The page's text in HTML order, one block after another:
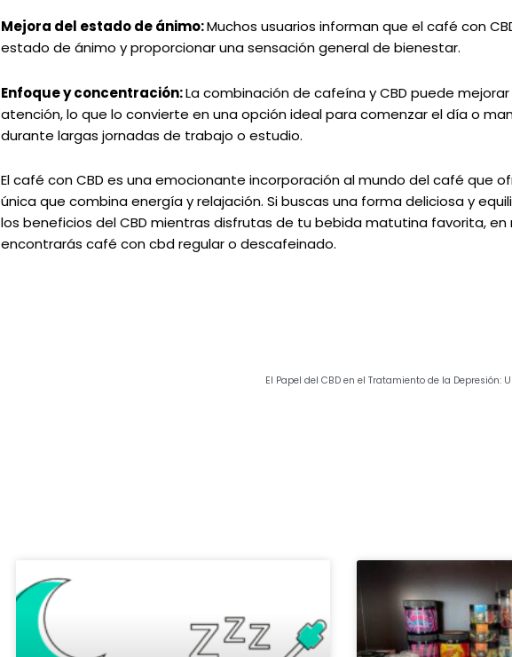
Mejora del estado de ánimo:Muchos usuarios informan que el café con
estado de ánimo y proporcionar una sensación general de bienestar.
Enfoque y concentración:La combinación de cafeína y CBD puede
atención, lo que lo convierte en una opción ideal para comenzar el día o
durante largas jornadas de trabajo o estudio.
El café con CBD es una emocionante incorporación al mundo del café que
única que combina energía y relajación. Si buscas una forma deliciosa y
los beneficios del CBD mientras disfrutas de tu bebida matutina favorita, en
encontrarás café con cbd regular o descafeinado.
El Papel del CBD en el Tratamiento de la Depresión: